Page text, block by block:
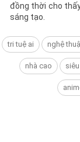
đồng thời cho
sáng tạo.
tri tuệ ai nghệ
nhà cao